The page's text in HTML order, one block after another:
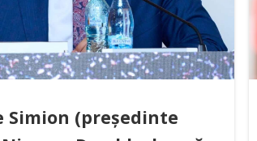
Simion (președinte